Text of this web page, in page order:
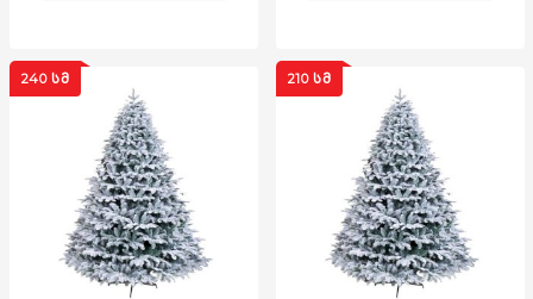
240 ᲡᲛ 210 ᲡᲛ